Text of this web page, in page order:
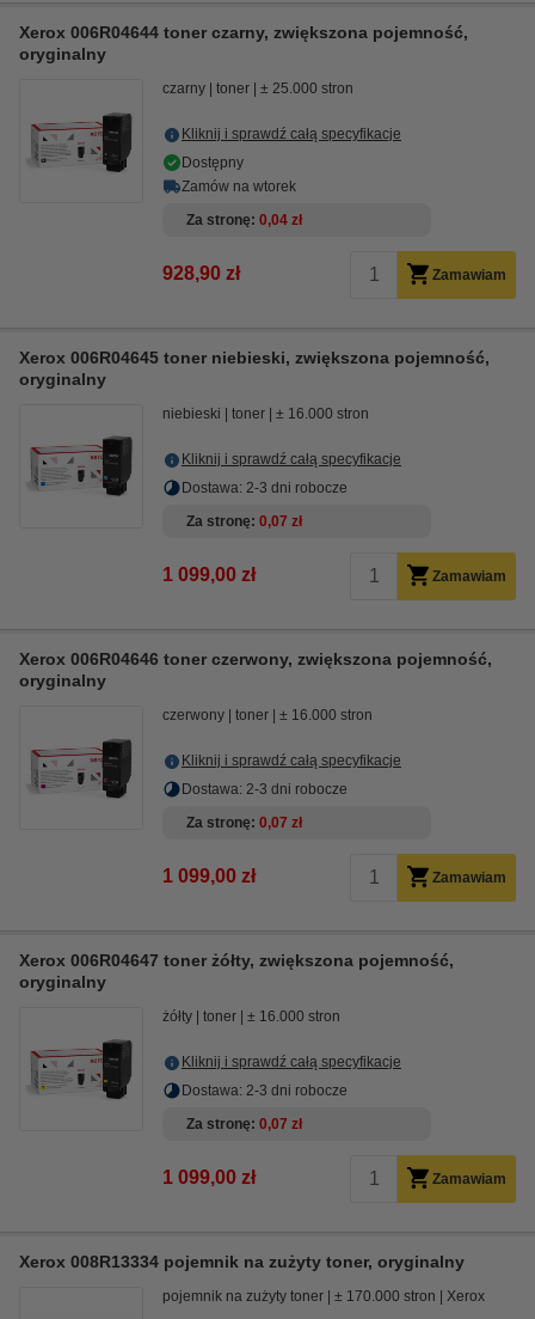
Xerox 006R04644 toner czarny, zwiększona pojemność,
oryginalny
czarny toner ± 25.000 stron
Kliknij i sprawdź całą specyfikacje
Dostępny
Zamów na wtorek
Za stronę 0,04 zł
928,90 zł Zamawiam
Xerox 006R04645 toner niebieski, zwiększona pojemność,
oryginalny
niebieski toner ± 16.000 stron
Kliknij i sprawdź całą specyfikacje
Dostawa: 2-3 dni robocze
Za stronę 0,07 zł
1 099,00 zł Zamawiam
Xerox 006R04646 toner czerwony, zwiększona pojemność,
oryginalny
czerwony toner ± 16.000 stron
Kliknij i sprawdź całą specyfikacje
Dostawa: 2-3 dni robocze
Za stronę 0,07 zł
1 099,00 zł Zamawiam
Xerox 006R04647 toner żółty, zwiększona pojemność,
oryginalny
żółty toner ± 16.000 stron
Kliknij i sprawdź całą specyfikacje
Dostawa: 2-3 dni robocze
Za stronę 0,07 zł
1 099,00 zł Zamawiam
Xerox 008R13334 pojemnik na zużyty toner, oryginalny
pojemnik na zużyty toner ± 170.000 stron Xerox